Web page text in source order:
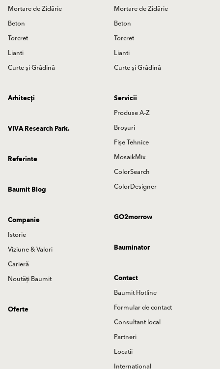
Mortare de Zidărie
Beton
Torcret
Lianti
Curte și Grădină
Mortare de Zidărie
Beton
Torcret
Lianti
Curte și Grădină
Arhitecți
Servicii
Produse A-Z
Broșuri
Fișe Tehnice
MosaikMix
ColorSearch
ColorDesigner
VIVA Research Park.
Referinte
Baumit Blog
GO2morrow
Companie
Istorie
Viziune & Valori
Carieră
Noutăți Baumit
Bauminator
Contact
Baumit Hotline
Formular de contact
Consultant local
Partneri
Locatii
International
Oferte